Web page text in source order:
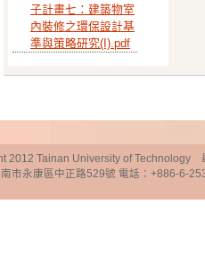
子計畫七：建築物室
內裝修之環保設計基
準與策略研究(I).pdf
2012 Tainan University of Technology
市永康區中正路529號 電話：+886-6-